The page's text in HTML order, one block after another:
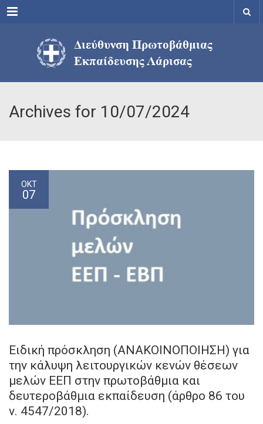
Menu
Archives for 10/07/2024
ΟΚΤ
07
Ειδική πρόσκληση (ΑΝΑΚΟΙΝΟΠΟΙΗΣΗ) για
την κάλυψη λειτουργικών κενών θέσεων
μελών ΕΕΠ στην πρωτοβάθμια και
δευτεροβάθμια εκπαίδευση (άρθρο 86 του
ν. 4547/2018).